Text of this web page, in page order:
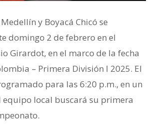
y Boyacá Chicó se
domingo 2 de febrero en el
Girardot, en el marco de la fecha
– Primera División I 2025. El
para las 6:20 p.m., en un
equipo local buscará su primera